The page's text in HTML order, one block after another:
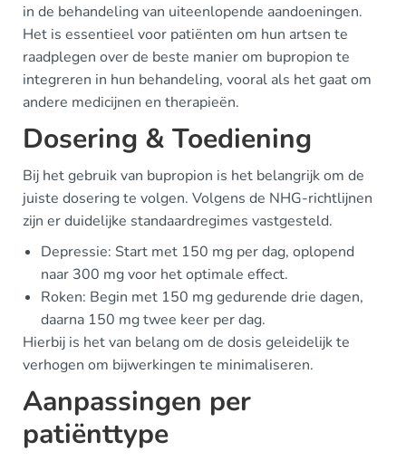
in de behandeling van uiteenlopende aandoeningen.
Het is essentieel voor patiënten om hun artsen te
raadplegen over de beste manier om bupropion te
integreren in hun behandeling, vooral als het gaat om
andere medicijnen en therapieën.
Dosering & Toediening
Bij het gebruik van bupropion is het belangrijk om de
juiste dosering te volgen. Volgens de NHG-richtlijnen
zijn er duidelijke standaardregimes vastgesteld.
Depressie: Start met 150 mg per dag, oplopend
naar 300 mg voor het optimale effect.
Roken: Begin met 150 mg gedurende drie dagen,
daarna 150 mg twee keer per dag.
Hierbij is het van belang om de dosis geleidelijk te
verhogen om bijwerkingen te minimaliseren.
Aanpassingen per
patiënttype